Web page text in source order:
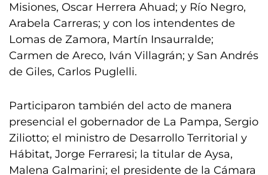
Misiones, Oscar Herrera Ahuad; y Río Negro,
Arabela Carreras; y con los intendentes de
Lomas de Zamora, Martín Insaurralde;
Carmen de Areco, Iván Villagrán; y San Andrés
de Giles, Carlos Puglelli.
Participaron también del acto de manera
presencial el gobernador de La Pampa, Sergio
Ziliotto; el ministro de Desarrollo Territorial y
Hábitat, Jorge Ferraresi; la titular de Aysa,
Malena Galmarini; el presidente de la Cámara